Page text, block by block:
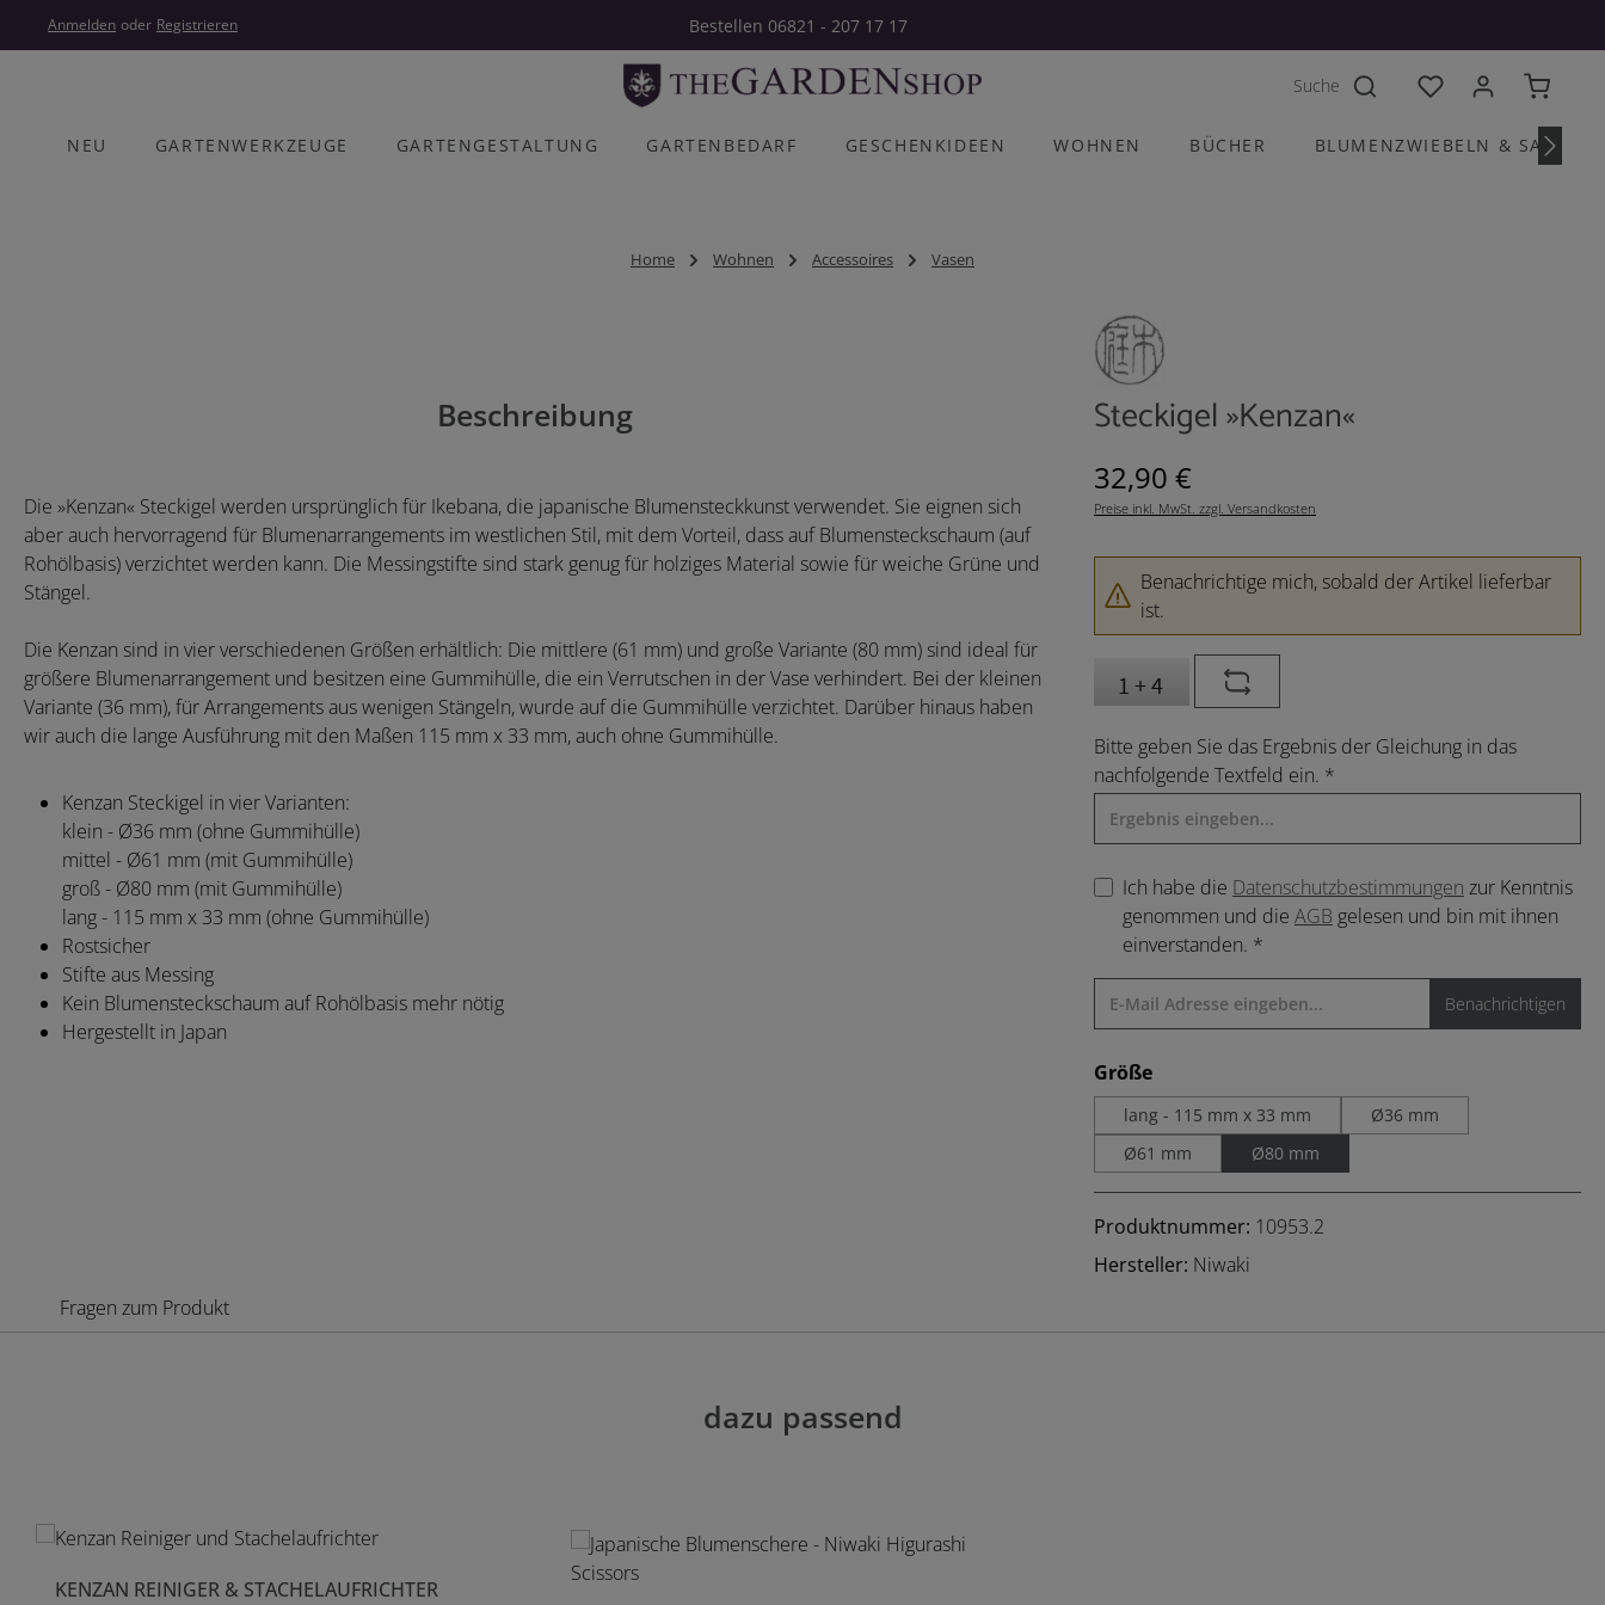
Hauptinhalt springen
Zur Hauptnavigation springen
Anmelden oder Registrieren Bestellen 06821 - 207 17 17
Du hast 0 Produkte
NEU GARTENWERKZEUGE GARTENGESTALTUNG GARTENBEDARF GESCHENKIDEEN WOHNEN BÜCHER BLUMENZWIEBELN &
Home Wohnen Accessoires Vasen
Steckigel »Kenzan«
Regulärer Preis:
32,90 €
Preise inkl. MwSt. zzgl. Versandkosten
Benachrichtige mich, sobald der Artikel lieferbar
ist.
Bitte geben Sie das Ergebnis der Gleichung in das
nachfolgende Textfeld ein. *
Ich habe die Datenschutzbestimmungen zur Kenntnis
genommen und die AGB gelesen und bin mit ihnen
einverstanden. *
Benachrichtigen
Größeauswählen
lang - 115 mm x 33 mm
Ø36 mm
Ø61 mm
Ø80 mm
Produktnummer: 10953.2
Hersteller: Niwaki
Beschreibung
Die »Kenzan« Steckigel werden ursprünglich für Ikebana, die japanische Blumensteckkunst verwendet. Sie eignen sich
aber auch hervorragend für Blumenarrangements im westlichen Stil, mit dem Vorteil, dass auf Blumensteckschaum (auf
Rohölbasis) verzichtet werden kann. Die Messingstifte sind stark genug für holziges Material sowie für weiche Grüne und
Stängel.
Die Kenzan sind in vier verschiedenen Größen erhältlich: Die mittlere (61 mm) und große Variante (80 mm) sind ideal für
größere Blumenarrangement und besitzen eine Gummihülle, die ein Verrutschen in der Vase verhindert. Bei der kleinen
Variante (36 mm), für Arrangements aus wenigen Stängeln, wurde auf die Gummihülle verzichtet. Darüber hinaus haben
wir auch die lange Ausführung mit den Maßen 115 mm x 33 mm, auch ohne Gummihülle.
Kenzan Steckigel in vier Varianten:
klein - Ø36 mm (ohne Gummihülle)
mittel - Ø61 mm (mit Gummihülle)
groß - Ø80 mm (mit Gummihülle)
lang - 115 mm x 33 mm (ohne Gummihülle)
Rostsicher
Stifte aus Messing
Kein Blumensteckschaum auf Rohölbasis mehr nötig
Hergestellt in Japan
Fragen zum Produkt
dazu passend
Produktgalerie überspringen
KENZAN REINIGER & STACHELAUFRICHTER